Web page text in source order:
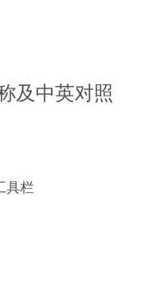
及中英对照
具栏